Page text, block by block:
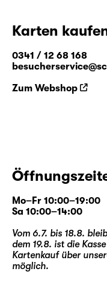
Karten
0341 / 12 68 168
Zum Webshop
Mo–Fr 10:00–19:00
Sa 10:00–14:00
Vom 6.7. bis 18.8.
dem 19.8. ist die
Kartenkauf über
möglich.